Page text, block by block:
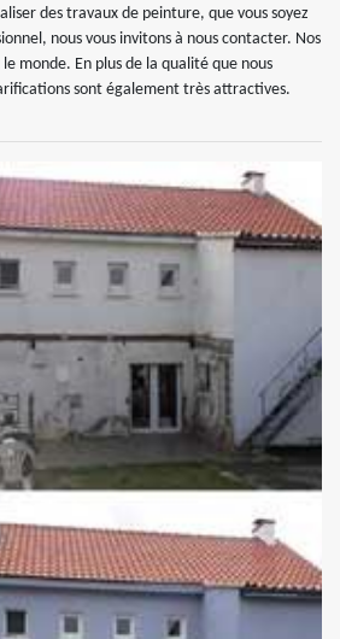
des travaux de peinture, que vous soyez
nous vous invitons à nous contacter. Nos
monde. En plus de la qualité que nous
sont également très attractives.